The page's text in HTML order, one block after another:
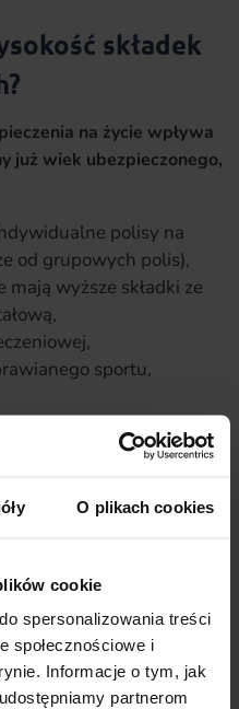
O plikach cookies
cookie
spersonalizowania treści
społecznościowe i
Informacje o tym, jak
partnerom
składek
na życie wpływa
już wiek ubezpieczonego,
polisy na
od grupowych polis),
wyższe składki ze
sportu,
składki,
rozbieżności w cenie